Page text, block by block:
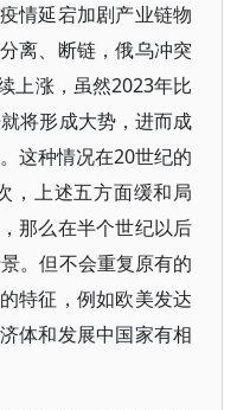
情延宕加剧产业链物
离、断链，俄乌冲突
上涨，虽然2023年比
将形成大势，进而成
这种情况在20世纪的
，上述五方面缓和局
那么在半个世纪以后
。但不会重复原有的
特征，例如欧美发达
体和发展中国家有相